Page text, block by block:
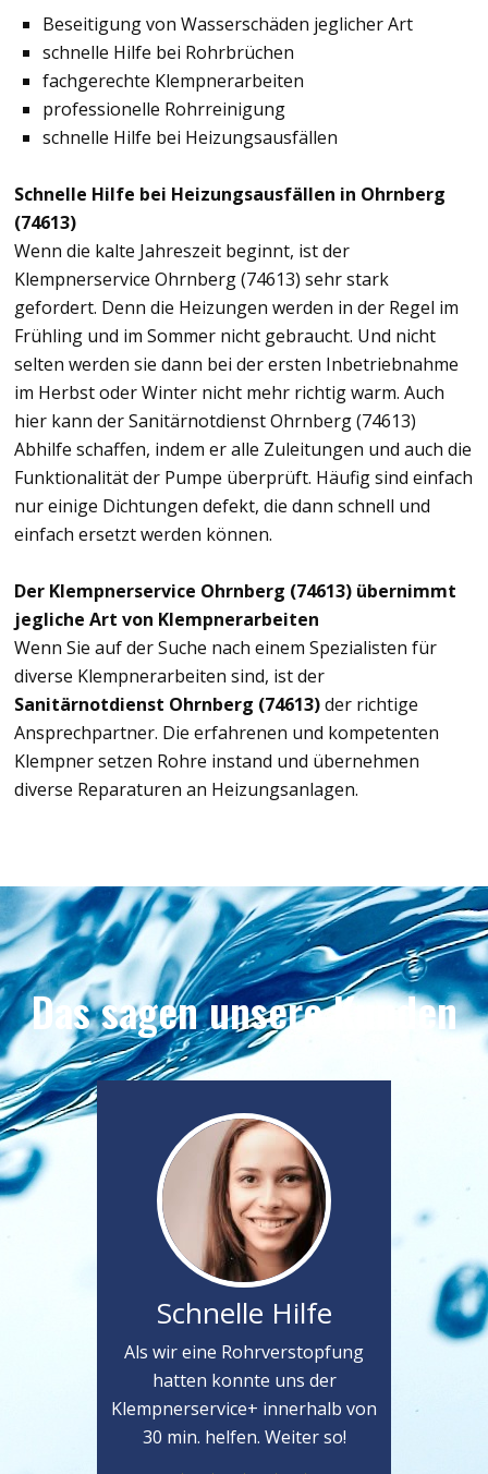
Beseitigung von Wasserschäden jeglicher Art
schnelle Hilfe bei Rohrbrüchen
fachgerechte Klempnerarbeiten
professionelle Rohrreinigung
schnelle Hilfe bei Heizungsausfällen
Schnelle Hilfe bei Heizungsausfällen in Ohrnberg
(74613)
Wenn die kalte Jahreszeit beginnt, ist der
Klempnerservice Ohrnberg (74613) sehr stark
gefordert. Denn die Heizungen werden in der Regel im
Frühling und im Sommer nicht gebraucht. Und nicht
selten werden sie dann bei der ersten Inbetriebnahme
im Herbst oder Winter nicht mehr richtig warm. Auch
hier kann der Sanitärnotdienst Ohrnberg (74613)
Abhilfe schaffen, indem er alle Zuleitungen und auch die
Funktionalität der Pumpe überprüft. Häufig sind einfach
nur einige Dichtungen defekt, die dann schnell und
einfach ersetzt werden können.
Der Klempnerservice Ohrnberg (74613) übernimmt
jegliche Art von Klempnerarbeiten
Wenn Sie auf der Suche nach einem Spezialisten für
diverse Klempnerarbeiten sind, ist der
Sanitärnotdienst Ohrnberg (74613)der richtige
Ansprechpartner. Die erfahrenen und kompetenten
Klempner setzen Rohre instand und übernehmen
diverse Reparaturen an Heizungsanlagen.
Das sagen unsere Kunden
Schnelle Hilfe
Als wir eine Rohrverstopfung
hatten konnte uns der
Klempnerservice+ innerhalb von
30 min. helfen. Weiter so!